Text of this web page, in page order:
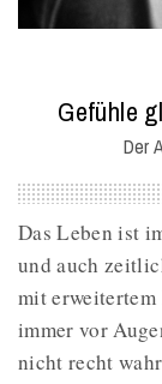
Gefühle
Der
Das Leben ist
und auch
mit
immer vor
nicht recht